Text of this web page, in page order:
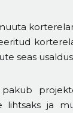
seas
ja